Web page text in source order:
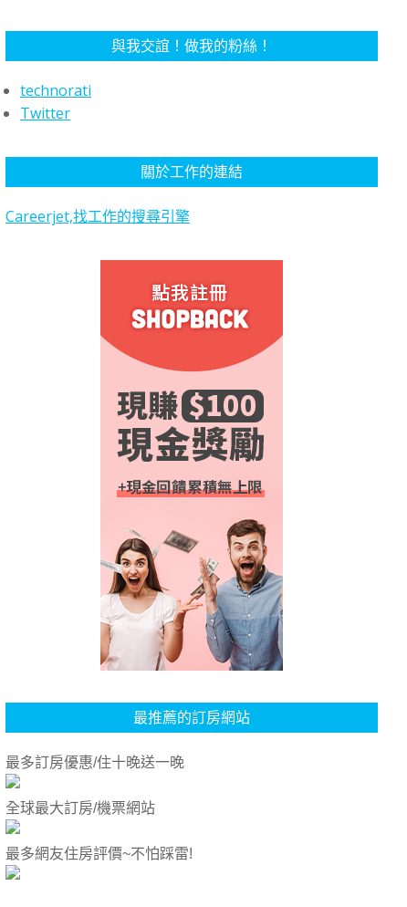
與我交誼！做我的粉絲！
technorati
Twitter
關於工作的連結
Careerjet,找工作的搜尋引擎
最推薦的訂房網站
最多訂房優惠/住十晚送一晚
全球最大訂房/機票網站
最多網友住房評價~不怕踩雷!